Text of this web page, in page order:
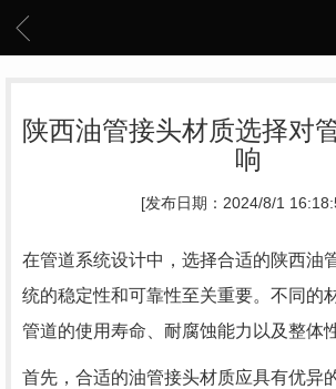
陕西油管接头材质选择对
响
[发布日期：2024/8/1
在管道系统设计中，选择合适的陕西油
统的稳定性和可靠性至关重要。不同的
管道的使用寿命、耐腐蚀能力以及整体
首先，合适的油管接头材质应具有优异